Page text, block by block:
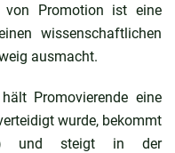
von Promotion ist eine
wissenschaftlichen
ausmacht.
Promovierende eine
wurde, bekommt
und steigt in der